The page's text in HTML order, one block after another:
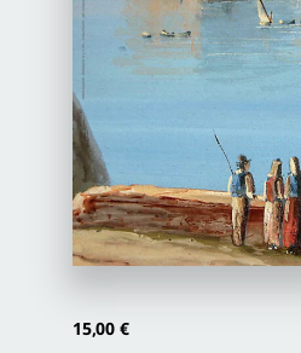
Proposte di pubblicazione
Gangemi Editore
Newsletter
15,00 €